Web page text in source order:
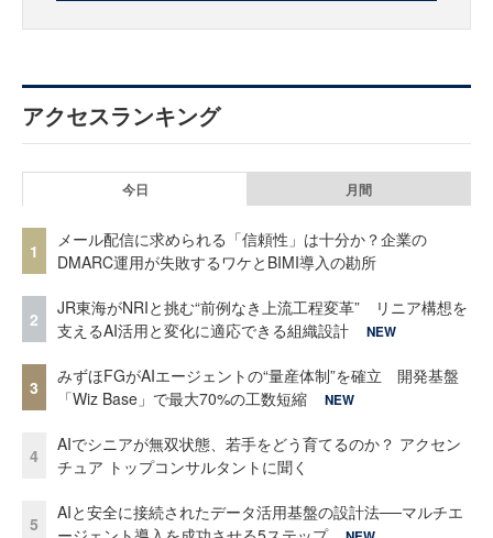
アクセスランキング
今日 月間
1
メール配信に求められる「信頼性」は十分か？企業の
DMARC運用が失敗するワケとBIMI導入の勘所
2
JR東海がNRIと挑む“前例なき上流工程変革” リニア構想を
支えるAI活用と変化に適応できる組織設計
NEW
3
みずほFGがAIエージェントの“量産体制”を確立 開発基盤
「Wiz Base」で最大70%の工数短縮
NEW
4
AIでシニアが無双状態、若手をどう育てるのか？ アクセン
チュア トップコンサルタントに聞く
5
AIと安全に接続されたデータ活用基盤の設計法──マルチエ